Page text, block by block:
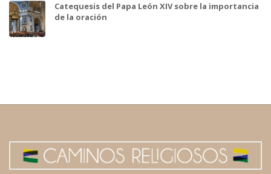
Catequesis del Papa León XIV sobre la importancia
de la oración